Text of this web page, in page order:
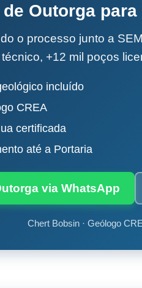
Outorga
o processo junto a
+12 mil poços
incluído
CREA
certificada
até a Portaria
via WhatsApp
Chert Bobsin · Geólogo